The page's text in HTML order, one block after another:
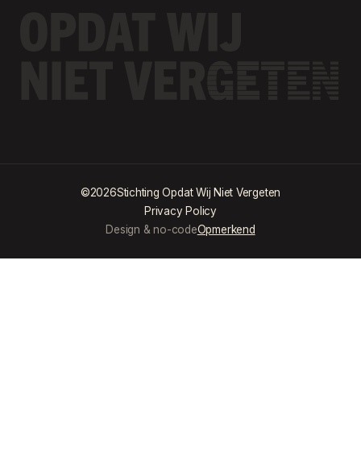
©2026Stichting Opdat Wij Niet Vergeten
Privacy Policy
Design & no-codeOpmerkend